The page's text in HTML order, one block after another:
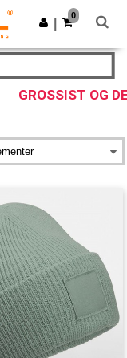
Last ned app
0
GROSSIST OG